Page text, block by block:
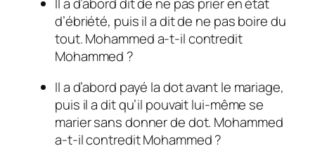
d’ébriété, puis il a dit de ne pas boire du
tout. Mohammed a-t-il contredit
Mohammed ?
Il a d’abord payé la dot avant le mariage,
puis il a dit qu’il pouvait lui-même se
marier sans donner de dot. Mohammed
a-t-il contredit Mohammed ?